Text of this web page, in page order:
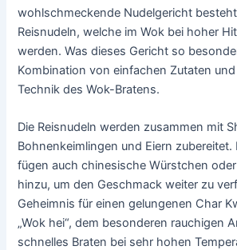
wohlschmeckende Nudelgericht
Reisnudeln, welche im Wok bei hoher
werden. Was dieses Gericht so
Kombination von einfachen Zutaten
Technik des Wok-Bratens.
Die Reisnudeln werden zusammen mit
Bohnenkeimlingen und Eiern zubereitet.
fügen auch chinesische Würstchen
hinzu, um den Geschmack weiter zu
Geheimnis für einen gelungenen Char
„Wok hei“, dem besonderen rauchigen
schnelles Braten bei sehr hohen